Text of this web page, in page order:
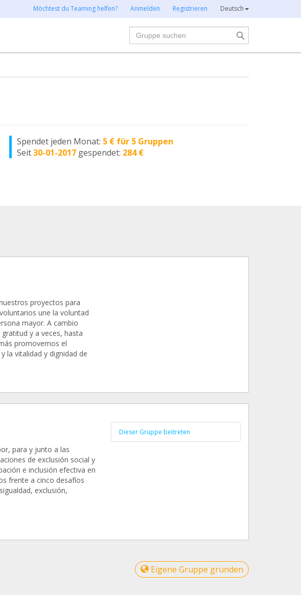
Möchtest du Teaming helfen? Anmelden Registrieren Deutsch
Suche
Spendet jeden Monat: 5 € für 5 Gruppen
Seit30-01-2017 gespendet: 284 €
proyectos para
une la voluntad
mayor. A cambio
y a veces, hasta
promovemos el
la vitalidad y dignidad de
para y junto a las
de exclusión social y
e inclusión efectiva en
frente a cinco desafíos
exclusión,
Dieser Gruppe beitreten
Eigene Gruppe gründen